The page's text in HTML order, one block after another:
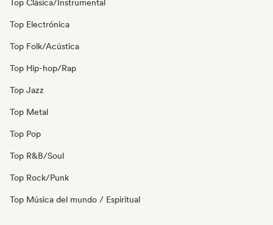
Top Clásica/Instrumental
Top Electrónica
Top Folk/Acústica
Top Hip-hop/Rap
Top Jazz
Top Metal
Top Pop
Top R&B/Soul
Top Rock/Punk
Top Música del mundo / Espiritual